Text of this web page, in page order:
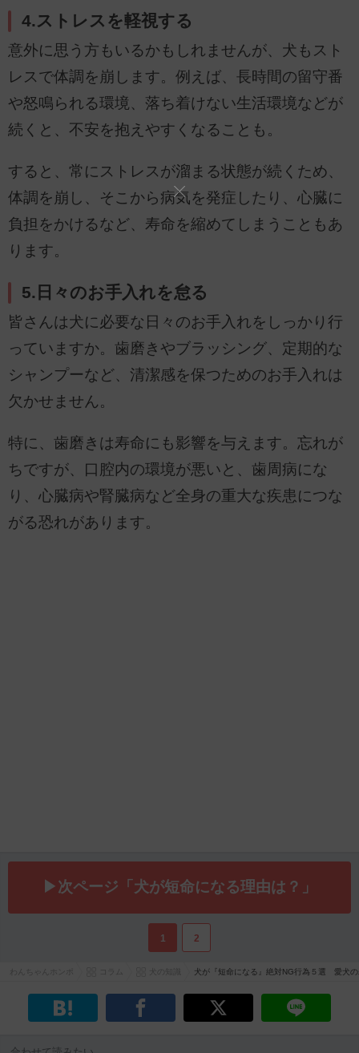
4.ストレスを軽視する
意外に思う方もいるかもしれませんが、犬もスト
レスで体調を崩します。例えば、長時間の留守番
や怒鳴られる環境、落ち着けない生活環境などが
続くと、不安を抱えやすくなることも。
すると、常にストレスが溜まる状態が続くため、
体調を崩し、そこから病気を発症したり、心臓に
負担をかけるなど、寿命を縮めてしまうこともあ
ります。
5.日々のお手入れを怠る
皆さんは犬に必要な日々のお手入れをしっかり行
っていますか。歯磨きやブラッシング、定期的な
シャンプーなど、清潔感を保つためのお手入れは
欠かせません。
特に、歯磨きは寿命にも影響を与えます。忘れが
ちですが、口腔内の環境が悪いと、歯周病にな
り、心臓病や腎臓病など全身の重大な疾患につな
がる恐れがあります。
▶次ページ「犬が短命になる理由は？」
1 2
犬が『短命になる』絶対NG行為５選 愛犬